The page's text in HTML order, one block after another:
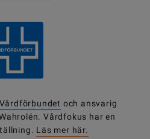
Vårdförbundet och ansvarig
Vårdfokus har en
Läs mer här.